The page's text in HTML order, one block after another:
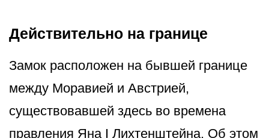
Действительно на границе
Замок расположен на бывшей границе
между Моравией и Австрией,
существовавшей здесь во времена
правления Яна I Лихтенштейна. Об этом